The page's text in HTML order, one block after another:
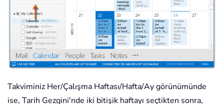
Takviminiz Her/Çalışma Haftası/Hafta/Ay görünümünde
ise, Tarih Gezgini'nde iki bitişik haftayı seçtikten sonra,